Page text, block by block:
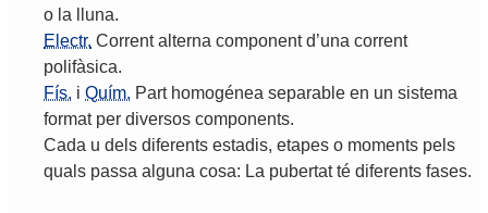
o la lluna.
Electr. Corrent alterna component d’una corrent
polifàsica.
Fís. i Quím. Part homogénea separable en un sistema
format per diversos components.
Cada u dels diferents estadis, etapes o moments pels
quals passa alguna cosa: La pubertat té diferents fases.